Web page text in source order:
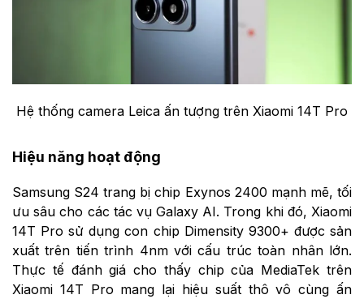
Hệ thống camera Leica ấn tượng trên Xiaomi 14T Pro
Hiệu năng hoạt động
Samsung S24 trang bị chip Exynos 2400 mạnh mẽ, tối
ưu sâu cho các tác vụ Galaxy AI. Trong khi đó, Xiaomi
14T Pro sử dụng con chip Dimensity 9300+ được sản
xuất trên tiến trình 4nm với cấu trúc toàn nhân lớn.
Thực tế đánh giá cho thấy chip của MediaTek trên
Xiaomi 14T Pro mang lại hiệu suất thô vô cùng ấn